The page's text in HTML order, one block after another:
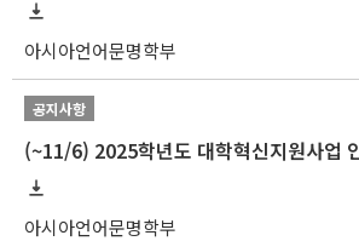
아시아언어문명학부
공지사항
아시아언어문명학부